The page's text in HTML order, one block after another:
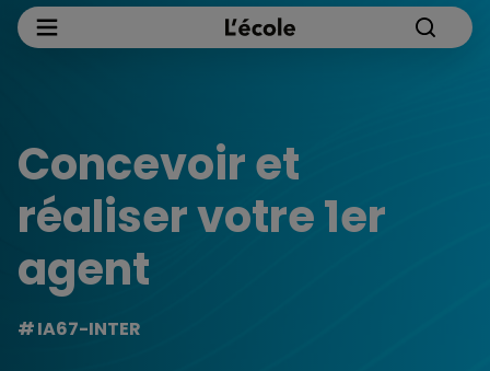
Concevoir et
réaliser votre 1er
agent
IA67-INTER